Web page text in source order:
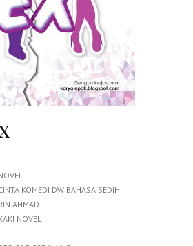
KOMEDI DWIBAHASA SEDIH
AHMAD
NOVEL